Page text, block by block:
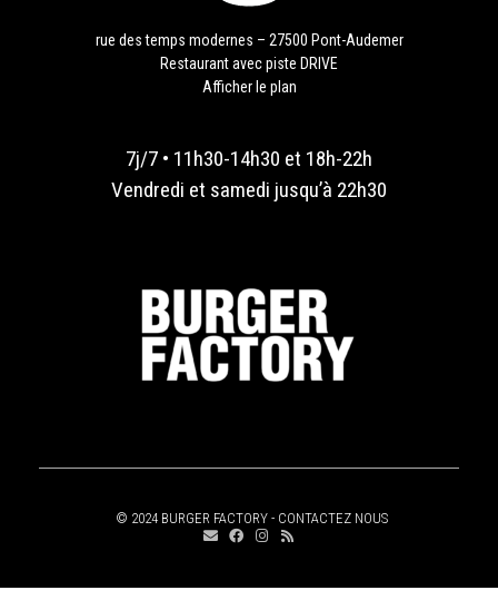
rue des temps modernes – 27500 Pont-Audemer
Restaurant avec piste DRIVE
Afficher le plan
7j/7 • 11h30-14h30 et 18h-22h
Vendredi et samedi jusqu’à 22h30
© 2024 BURGER FACTORY - CONTACTEZ NOUS